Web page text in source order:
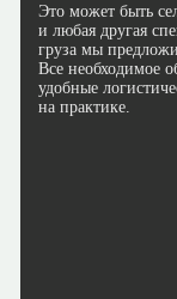
Это может быть
и любая другая
груза мы
Все необходимое
удобные
на практике.